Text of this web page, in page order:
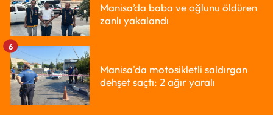
Manisa’da baba ve oğlunu öldüren
zanlı yakalandı
Manisa'da motosikletli saldırgan
dehşet saçtı: 2 ağır yaralı
6